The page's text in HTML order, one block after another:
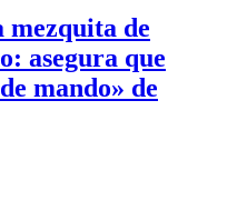
mezquita de
asegura que
mando» de